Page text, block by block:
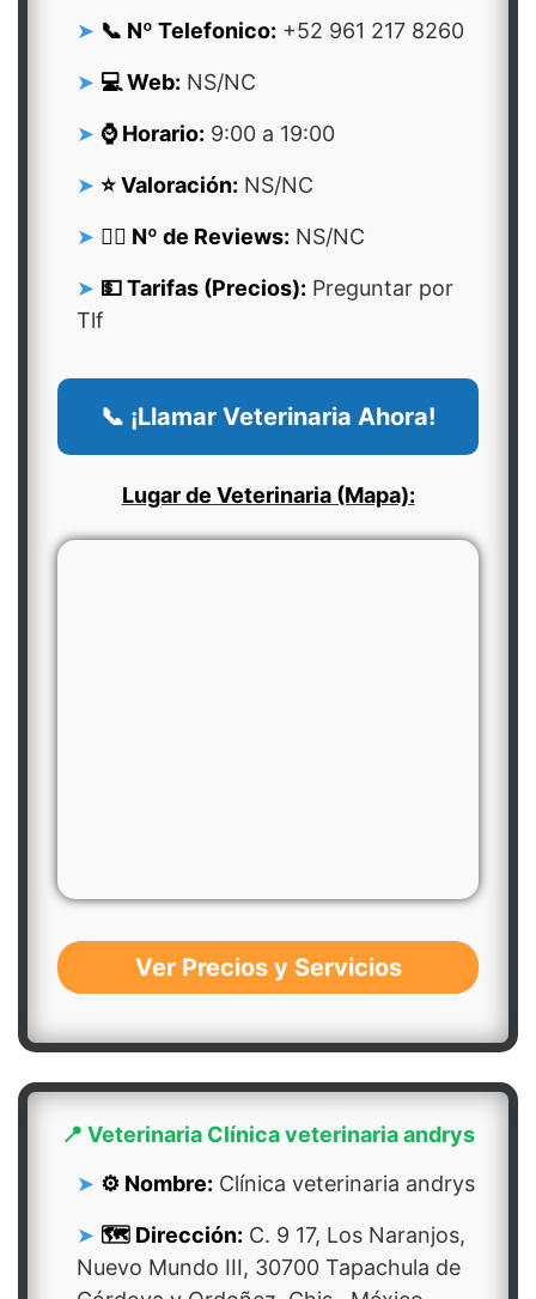
📞 Nº Telefonico: +52 961 217 8260
💻 Web: NS/NC
⌚ Horario: 9:00 a 19:00
⭐ Valoración: NS/NC
👍🏻 Nº de Reviews: NS/NC
💵 Tarifas (Precios): Preguntar por
Tlf
📞 ¡Llamar Veterinaria Ahora!
Lugar de Veterinaria (Mapa):
Ver Precios y Servicios
📍 Veterinaria Clínica veterinaria andrys
⚙️ Nombre: Clínica veterinaria andrys
🗺️ Dirección: C. 9 17, Los Naranjos,
Nuevo Mundo III, 30700 Tapachula de